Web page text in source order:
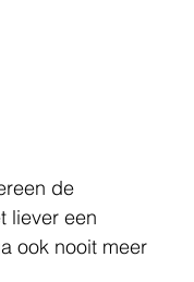
de
liever een
ook nooit meer